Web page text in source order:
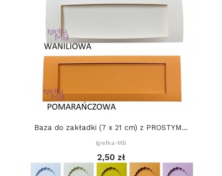
Baza do zakładki (7 x 21 cm) z PROSTYM...
Igiełka-MB
2,50 zł